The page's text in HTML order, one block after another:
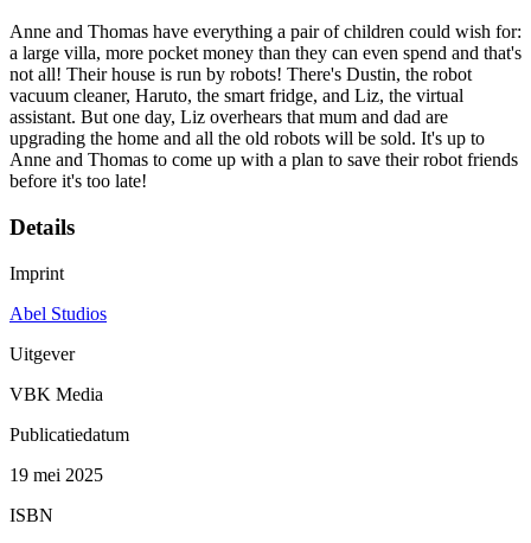
Anne and Thomas have everything a pair of children could wish for:
a large villa, more pocket money than they can even spend and that's
not all! Their house is run by robots! There's Dustin, the robot
vacuum cleaner, Haruto, the smart fridge, and Liz, the virtual
assistant. But one day, Liz overhears that mum and dad are
upgrading the home and all the old robots will be sold. It's up to
Anne and Thomas to come up with a plan to save their robot friends
before it's too late!
Details
Imprint
Abel Studios
Uitgever
VBK Media
Publicatiedatum
19 mei 2025
ISBN